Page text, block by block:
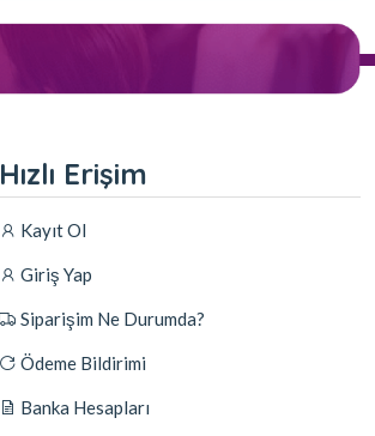
Hızlı Erişim
Kayıt Ol
Giriş Yap
Siparişim Ne Durumda?
Ödeme Bildirimi
Banka Hesapları